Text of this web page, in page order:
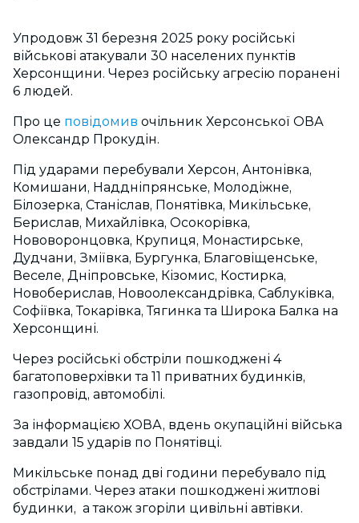
Упродовж 31 березня 2025 року російські
військові атакували 30 населених пунктів
Херсонщини. Через російську агресію поранені
6 людей.
Про це повідомив очільник Херсонської ОВА
Олександр Прокудін.
Під ударами перебували Херсон, Антонівка,
Комишани, Наддніпрянське, Молодіжне,
Білозерка, Станіслав, Понятівка, Микільське,
Берислав, Михайлівка, Осокорівка,
Нововоронцовка, Крупиця, Монастирське,
Дудчани, Зміївка, Бургунка, Благовіщенське,
Веселе, Дніпровське, Кізомис, Костирка,
Новоберислав, Новоолександрівка, Саблуківка,
Софіївка, Токарівка, Тягинка та Широка Балка на
Херсонщині.
Через російські обстріли пошкоджені 4
багатоповерхівки та 11 приватних будинків,
газопровід, автомобілі.
За інформацією ХОВА, вдень окупаційні війська
завдали 15 ударів по Понятівці.
Микільське понад дві години перебувало під
обстрілами. Через атаки пошкоджені житлові
будинки, а також згоріли цивільні автівки.